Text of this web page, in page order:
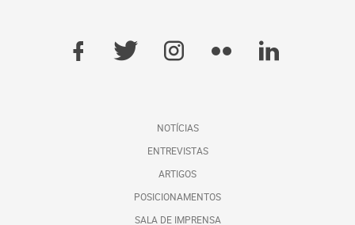
NOTÍCIAS
ENTREVISTAS
ARTIGOS
POSICIONAMENTOS
SALA DE IMPRENSA